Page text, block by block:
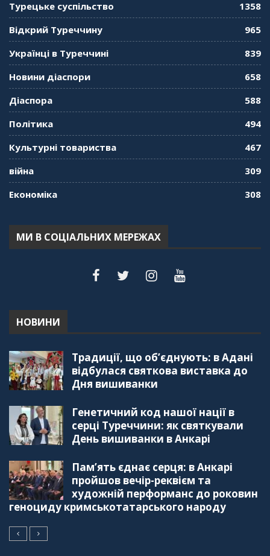
"Дзеркало діаспори". Випуск 10. Тонкощі та
"Дзеркало діаспори". Випуск 8. Розмова з
Послом
"Дзеркало діаспори". Випуск 6. Можливості
рада українських громад Туреччини
56:20
"Дзеркало діаспори". Випуск 3. Вища освіта:
59:38
"Дзеркало діаспори", Випуск 2, Як вивчити
57:18
"Дзеркало діаспори". Випуск 1. Про створення
порталу "Укр-Айна"
39:41
Турецьке суспільство
1358
Відкрий Туреччину
965
Українці в Туреччині
839
Новини діаспори
658
Діаспора
588
Політика
494
Культурні товариства
467
війна
309
Економіка
308
МИ В СОЦІАЛЬНИХ МЕРЕЖАХ
НОВИНИ
Традиції, що об’єднують: в Адані
відбулася святкова виставка до
Дня вишиванки
Генетичний код нашої нації в
серці Туреччини: як святкували
День вишиванки в Анкарі
Пам’ять єднає серця: в Анкарі
пройшов вечір-реквієм та
художній перформанс до роковин
геноциду кримськотатарського народу